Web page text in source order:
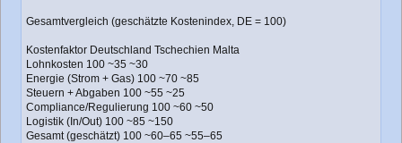
Gesamtvergleich (geschätzte Kostenindex, DE = 100)
Kostenfaktor Deutschland Tschechien Malta
Lohnkosten 100 ~35 ~30
Energie (Strom + Gas) 100 ~70 ~85
Steuern + Abgaben 100 ~55 ~25
Compliance/Regulierung 100 ~60 ~50
Logistik (In/Out) 100 ~85 ~150
Gesamt (geschätzt) 100 ~60–65 ~55–65